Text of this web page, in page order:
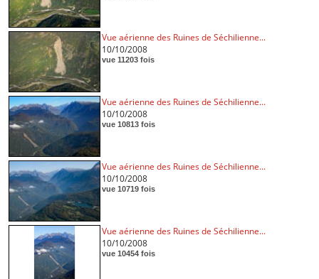
Vue aérienne des Ruines de Séchilienne...
10/10/2008
vue 11203 fois
Vue aérienne des Ruines de Séchilienne...
10/10/2008
vue 10813 fois
Vue aérienne des Ruines de Séchilienne...
10/10/2008
vue 10719 fois
Vue aérienne des Ruines de Séchilienne...
10/10/2008
vue 10454 fois